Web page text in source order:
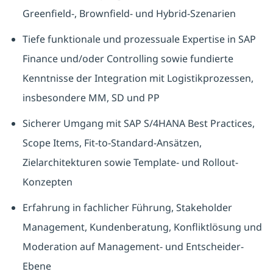
Greenfield-, Brownfield- und Hybrid-Szenarien
Tiefe funktionale und prozessuale Expertise in SAP
Finance und/oder Controlling sowie fundierte
Kenntnisse der Integration mit Logistikprozessen,
insbesondere MM, SD und PP
Sicherer Umgang mit SAP S/4HANA Best Practices,
Scope Items, Fit-to-Standard-Ansätzen,
Zielarchitekturen sowie Template- und Rollout-
Konzepten
Erfahrung in fachlicher Führung, Stakeholder
Management, Kundenberatung, Konfliktlösung und
Moderation auf Management- und Entscheider-
Ebene